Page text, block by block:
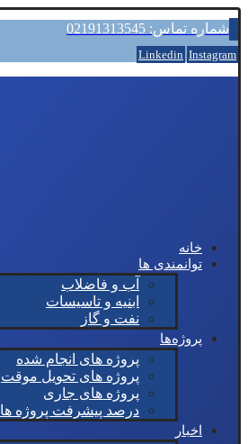
شماره تماس: 02191313545
Linkedin Instagram
خانه
توانمندی ها
آب و فاضلاب
ابنیه و تاسیسات
نفت و گاز
پروژه‌ها
پروژه های انجام شده
پروژه های تحویل موقت
پروژه های جاری
درصد پیشرفت پروژه ها
اخبار